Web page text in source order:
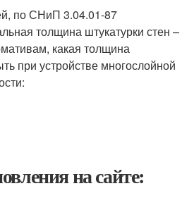
по СНиП 3.04.01-87
толщина штукатурки стен –
какая толщина
при устройстве многослойной
на сайте: